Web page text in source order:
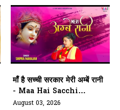
माँ है सच्ची सरकार मेरी अम्बें रानी
- Maa Hai Sacchi
Sarkar Meri Ambe Rani
August 03, 2026